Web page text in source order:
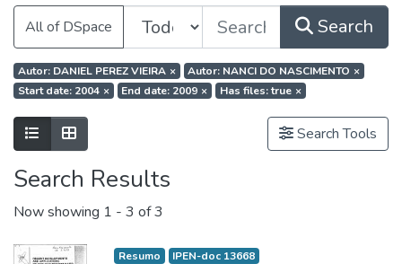
All of DSpace Search
Autor: DANIEL PEREZ VIEIRA × Autor: NANCI DO NASCIMENTO ×
Start date: 2004 × End date: 2009 × Has files: true ×
Search Tools
Search Results
Now showing 1 - 3 of 3
Resumo IPEN-doc 13668